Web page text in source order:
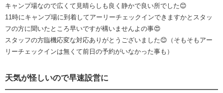
キャンプ場なので広くて見晴らしも良く静かで良い所でした😊
11時にキャンプ場に到着してアーリーチェックインできますかとスタッ
フの方に聞いたところ早いですが構いませんよの事😍
スタッフの方臨機応変な対応ありがとうございました😊（そもそもアー
リーチェックインは無くて前日の予約がいなかった事も）
天気が怪しいので早速設営に